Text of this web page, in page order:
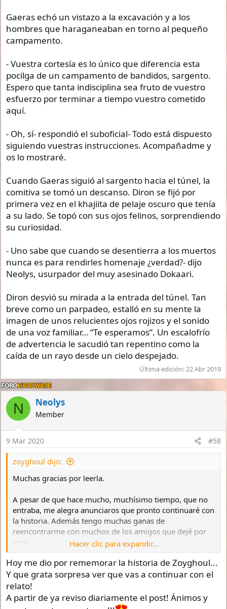
Gaeras echó un vistazo a la excavación y a los
hombres que haraganeaban en torno al pequeño
campamento.
- Vuestra cortesía es lo único que diferencia esta
pocilga de un campamento de bandidos, sargento.
Espero que tanta indisciplina sea fruto de vuestro
esfuerzo por terminar a tiempo vuestro cometido
aquí.
- Oh, sí- respondió el suboficial- Todo está dispuesto
siguiendo vuestras instrucciones. Acompañadme y
os lo mostraré.
Cuando Gaeras siguió al sargento hacia el túnel, la
comitiva se tomó un descanso. Diron se fijó por
primera vez en el khajiita de pelaje oscuro que tenía
a su lado. Se topó con sus ojos felinos, sorprendiendo
su curiosidad.
- Uno sabe que cuando se desentierra a los muertos
nunca es para rendirles homenaje ¿verdad?- dijo
Neolys, usurpador del muy asesinado Dokaari.
Diron desvió su mirada a la entrada del túnel. Tan
breve como un parpadeo, estalló en su mente la
imagen de unos relucientes ojos rojizos y el sonido
de una voz familiar… “Te esperamos”. Un escalofrío
de advertencia le sacudió tan repentino como la
caída de un rayo desde un cielo despejado.
Última edición:22 Abr 2019
N Neolys
Member
9 Mar 2020 #58
zoyghoul dijo:
Muchas gracias por leerla.
A pesar de que hace mucho, muchísimo tiempo, que no
entraba, me alegra anunciaros que pronto continuaré con
la historia. Además tengo muchas ganas de
reencontrarme con muchos de los amigos que dejé por
aquí.
Un saludo enorme,
Zoy
Hacer clic para expandir...
Hoy me dio por rememorar la historia de Zoyghoul...
Y que grata sorpresa ver que vas a continuar con el
relato!
A partir de ya reviso diariamente el post! Ánimos y